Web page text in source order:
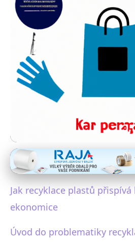
Recyklace plastů
Jak recyklace
cirkulární
Jak recyklace plastů
ekonomice
Úvod do problematiky